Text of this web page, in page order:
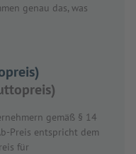
genau das, was
gemäß § 14
Preis entspricht dem
für